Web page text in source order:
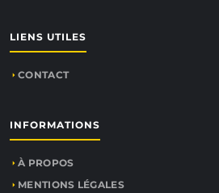
LIENS UTILES
CONTACT
INFORMATIONS
À PROPOS
MENTIONS LÉGALES